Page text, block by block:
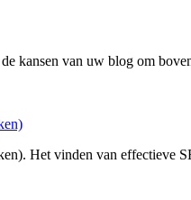
kansen van uw blog om
Het vinden van effectieve